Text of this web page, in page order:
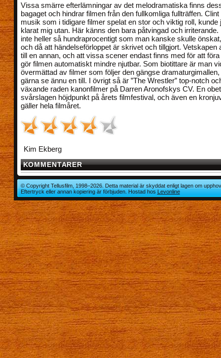
Vissa smärre efterlämningar av det melodramatiska finns
bagaget och hindrar filmen från den fullkomliga fullträffen.
musik som i tidigare filmer spelat en stor och viktig roll, kunde
klarat mig utan. Här känns den bara påtvingad och irriterande.
inte heller så hundraprocentigt som man kanske skulle
och då att händelseförloppet är skrivet och tillgjort. Vetskapen
till en annan, och att vissa scener endast finns med för att
gör filmen automatiskt mindre njutbar. Som biotittare är man
övermättad av filmer som följer den gängse
gärna se ännu en till. I övrigt så är ”The Wrestler” top-notch
växande raden kanonfilmer på Darren Aronofskys CV. En
svårslagen höjdpunkt på årets filmfestival, och även en
gäller hela filmåret.
Kim Ekberg
KOMMENTARER
© Copyright Tellusfilm, 1998–2026. Detta material är skyddat enligt lagen om
Eftertryck eller annan kopiering är förbjuden. Hostad hosLevonline